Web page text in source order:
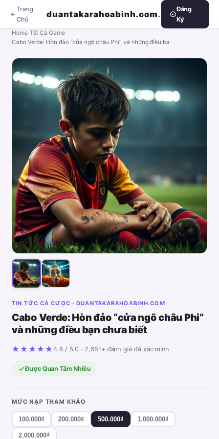
Trang
Chủ
duantakarahoabinh.com.
Đăng
Ký
Home› Tất Cả Game›
Cabo Verde: Hòn đảo “cửa ngõ châu Phi” và những điều bạ
TIN TỨC CÁ CƯỢC · DUANTAKARAHOABINH.COM
Cabo Verde: Hòn đảo “cửa ngõ châu Phi”
và những điều bạn chưa biết
★★★★★ 4.8 / 5.0 · 2,651+ đánh giá đã xác minh
Được Quan Tâm Nhiều
MỨC NẠP THAM KHẢO
100.000₫ 200.000₫ 500.000₫ 1.000.000₫
2.000.000₫